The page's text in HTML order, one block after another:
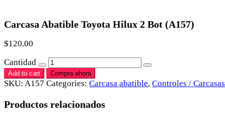
Carcasa Abatible Toyota Hilux 2 Bot (A157)
$120.00
Cantidad
Add to cart Compra ahora
SKU: A157 Categories: Carcasa abatible, Controles / Carcasas
Productos relacionados